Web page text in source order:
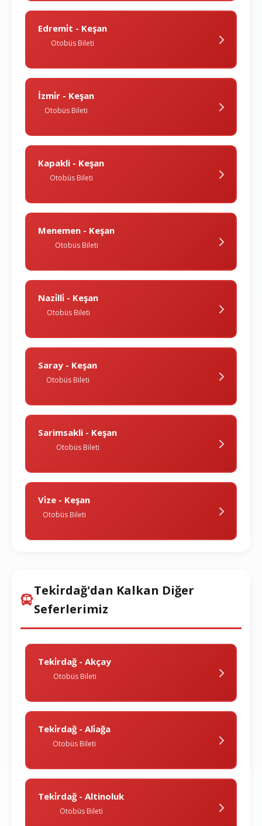
Edremi̇t - Keşan
Otobüs Bileti
İzmi̇r - Keşan
Otobüs Bileti
Kapakli - Keşan
Otobüs Bileti
Menemen - Keşan
Otobüs Bileti
Nazi̇lli̇ - Keşan
Otobüs Bileti
Saray - Keşan
Otobüs Bileti
Sarimsakli - Keşan
Otobüs Bileti
Vi̇ze - Keşan
Otobüs Bileti
Teki̇rdağ'dan Kalkan Diğer
Seferlerimiz
Teki̇rdağ - Akçay
Otobüs Bileti
Teki̇rdağ - Ali̇ağa
Otobüs Bileti
Teki̇rdağ - Altinoluk
Otobüs Bileti